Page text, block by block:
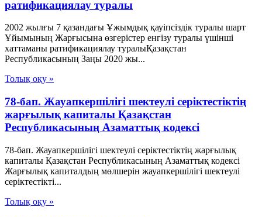
ратификациялау туралы
2002 жылғы 7 қазандағы Ұжымдық қауіпсіздік туралы шарт
Ұйымының Жарғысына өзгерістер енгізу туралы үшінші
хаттаманы ратификациялау туралыҚазақстан
Республикасының Заңы 2020 жы...
Толық оқу »
78-бап. Жауапкершiлiгi шектеулi серiктестiктiң
жарғылық капиталы Қазақстан
Республикасының Азаматтық кодексi
78-бап. Жауапкершiлiгi шектеулi серiктестiктiң жарғылық
капиталы Қазақстан Республикасының Азаматтық кодексi
Жарғылық капиталдың мөлшерiн жауапкершілігі шектеулі
серіктестікті...
Толық оқу »